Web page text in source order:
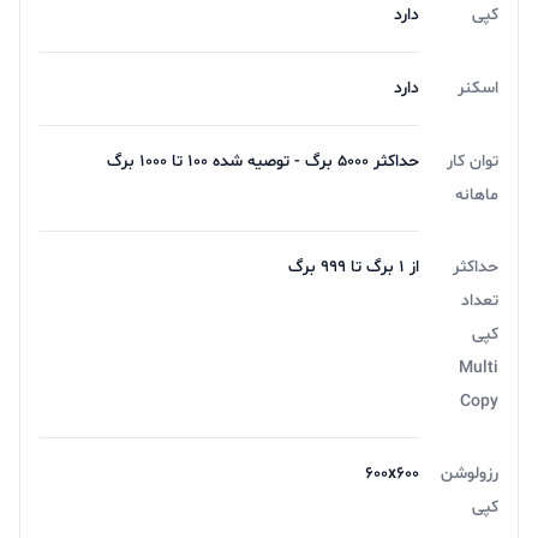
برای یک پرینتر چند کاره کوچک، کافی بنظر می رسد.
کپی دارد
اسکنر دارد
توان کار
ماهانه
حداکثر 5000 برگ - توصیه شده 100 تا 1000 برگ
حداکثر
تعداد
کپی
Multi
Copy
از 1 برگ تا 999 برگ
رزولوشن
کپی
600x600